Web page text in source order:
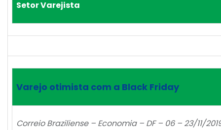
Setor Varejista
Varejo otimista com a Black Friday
Correio Braziliense – Economia – DF – 06 – 23/11/